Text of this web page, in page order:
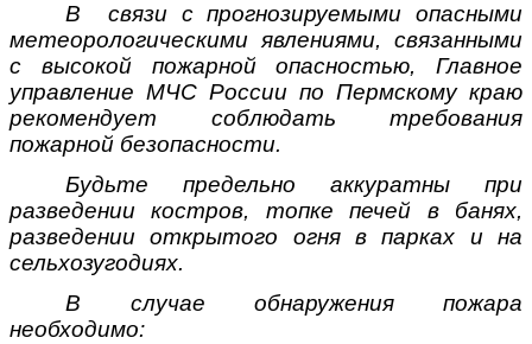
В связи с прогнозируемыми опасными
метеорологическими явлениями, связанными
с высокой пожарной опасностью, Главное
управление МЧС России по Пермскому краю
рекомендует соблюдать требования
пожарной безопасности.
Будьте предельно аккуратны при
разведении костров, топке печей в банях,
разведении открытого огня в парках и на
сельхозугодиях.
В случае обнаружения пожара
необходимо: